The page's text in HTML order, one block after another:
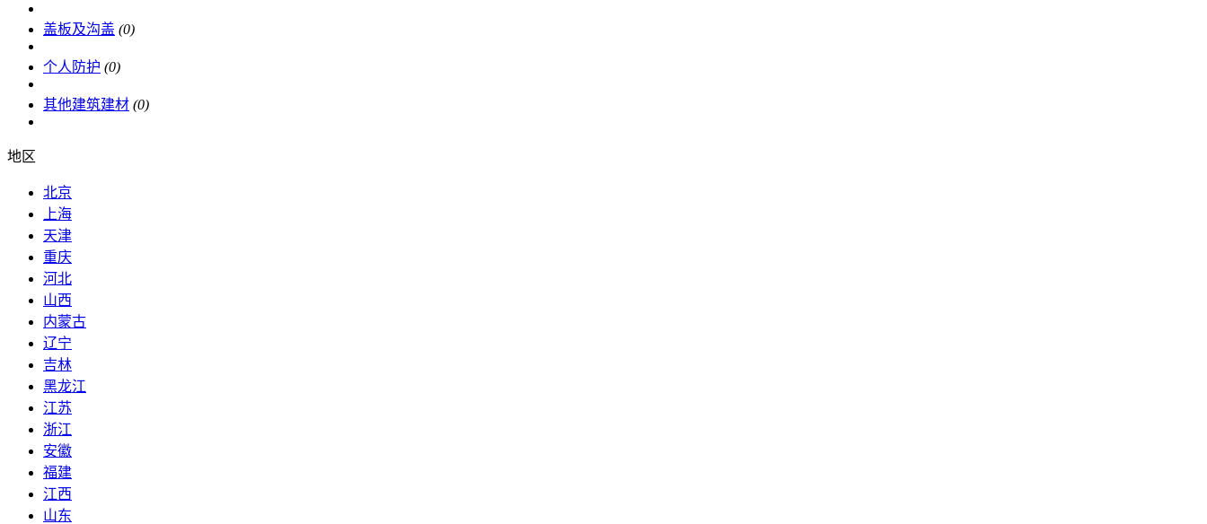
盖板及沟盖 (0)
个人防护 (0)
其他建筑建材 (0)
地区
北京
上海
天津
重庆
河北
山西
内蒙古
辽宁
吉林
黑龙江
江苏
浙江
安徽
福建
江西
山东